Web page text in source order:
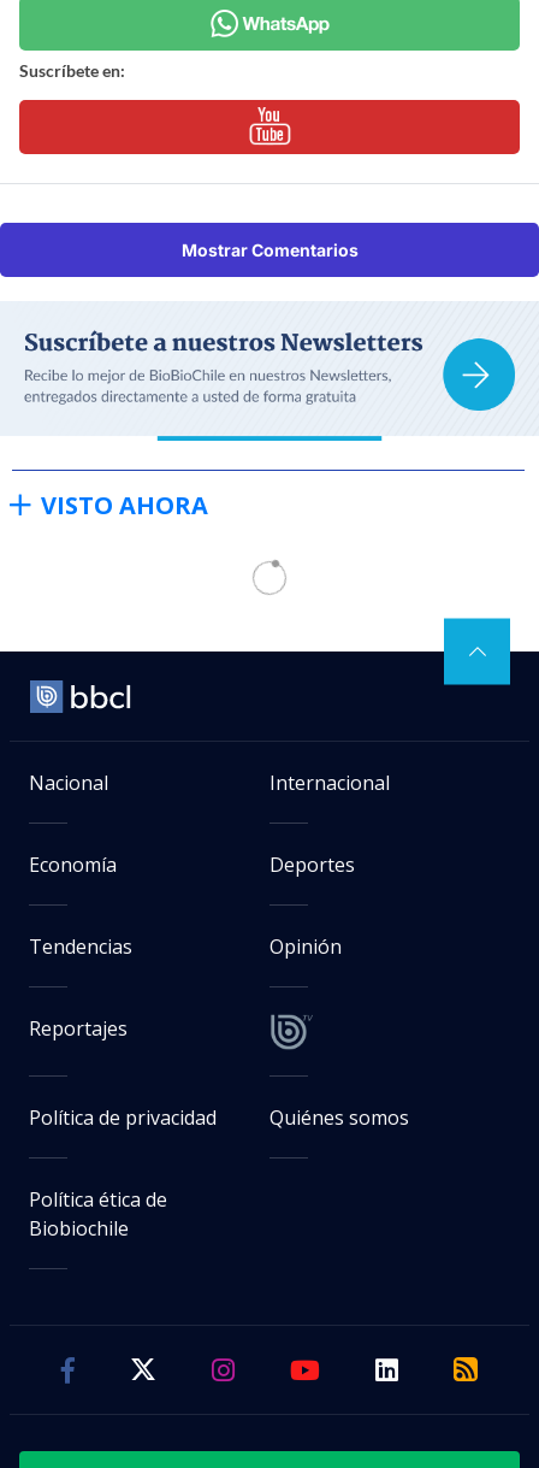
Suscríbete en:
Mostrar Comentarios
VISTO AHORA
Nacional Internacional
Economía Deportes
Tendencias Opinión
Reportajes
Política de privacidad Quiénes somos
Política ética de
Biobiochile